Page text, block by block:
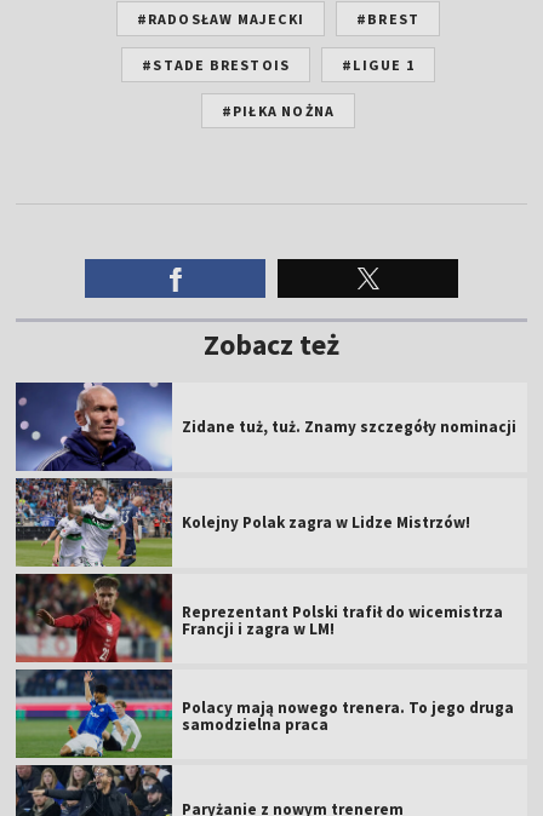
#RADOSŁAW MAJECKI #BREST
#STADE BRESTOIS #LIGUE 1
#PIŁKA NOŻNA
Zobacz też
Zidane tuż, tuż. Znamy szczegóły nominacji
Kolejny Polak zagra w Lidze Mistrzów!
Reprezentant Polski trafił do wicemistrza
Francji i zagra w LM!
Polacy mają nowego trenera. To jego druga
samodzielna praca
Paryżanie z nowym trenerem